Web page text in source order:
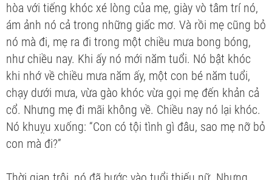
hòa với tiếng khóc xé lòng của mẹ, giày vò tâm trí nó,
ám ảnh nó cả trong những giấc mơ. Và rồi mẹ cũng bỏ
nó mà đi, mẹ ra đi trong một chiều mưa bong bóng,
như chiều nay. Khi ấy nó mới năm tuổi. Nó bật khóc
khi nhớ về chiều mưa năm ấy, một con bé năm tuổi,
chạy dưới mưa, vừa gào khóc vừa gọi mẹ đến khản cả
cổ. Nhưng mẹ đi mãi không về. Chiều nay nó lại khóc.
Nó khuỵu xuống: “Con có tội tình gì đâu, sao mẹ nỡ bỏ
con mà đi?”